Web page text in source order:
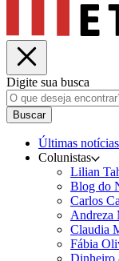
Digite sua busca
Buscar
Últimas notícias
Colunistas
Lilian
Blog do
Carlos
Andreza
Claudia
Fábia
Dinheiro